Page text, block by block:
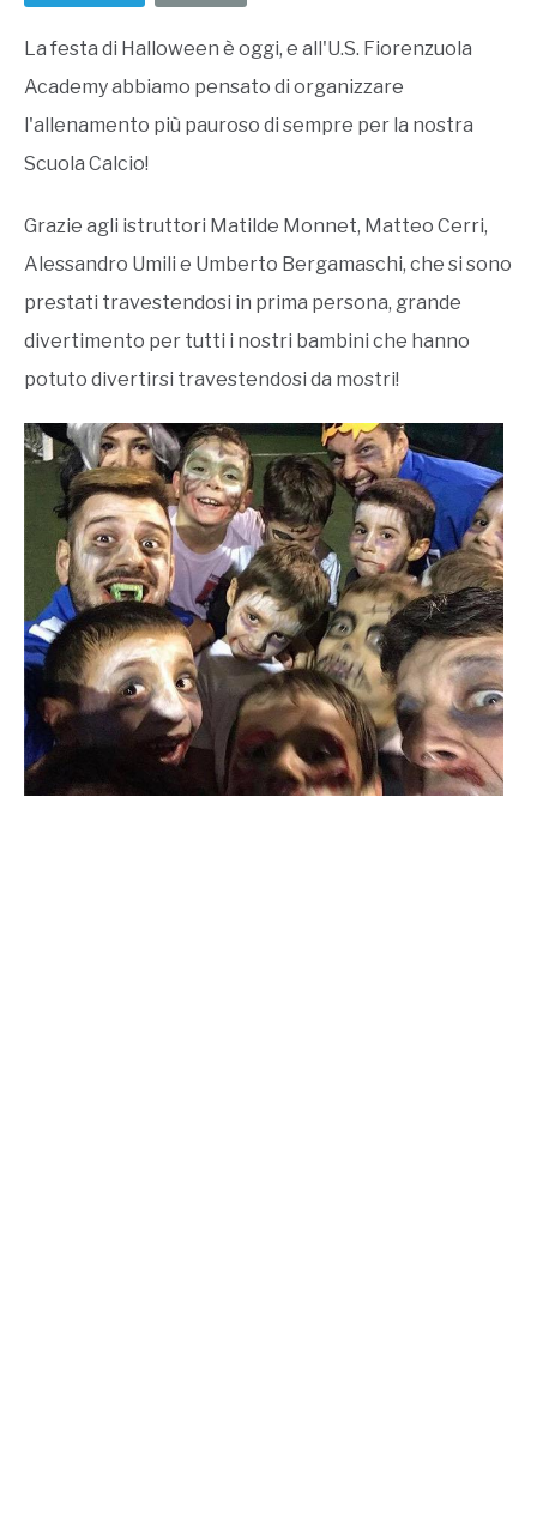
La festa di Halloween è oggi, e all'U.S. Fiorenzuola
Academy abbiamo pensato di organizzare
l'allenamento più pauroso di sempre per la nostra
Scuola Calcio!
Grazie agli istruttori Matilde Monnet, Matteo Cerri,
Alessandro Umili e Umberto Bergamaschi, che si sono
prestati travestendosi in prima persona, grande
divertimento per tutti i nostri bambini che hanno
potuto divertirsi travestendosi da mostri!